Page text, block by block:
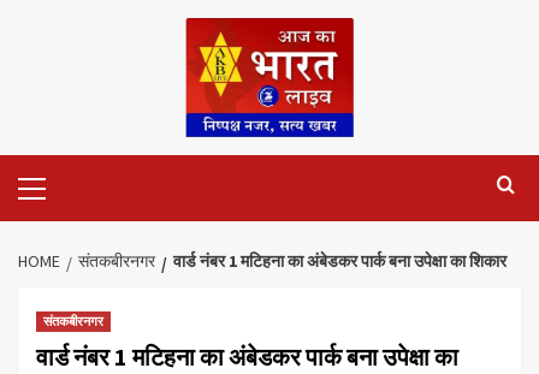
Menu
HOME संतकबीरनगर वार्ड नंबर 1 मटिहना का अंबेडकर पार्क बना उपेक्षा का शिकार
संतकबीरनगर
वार्ड नंबर 1 मटिहना का अंबेडकर पार्क बना उपेक्षा का